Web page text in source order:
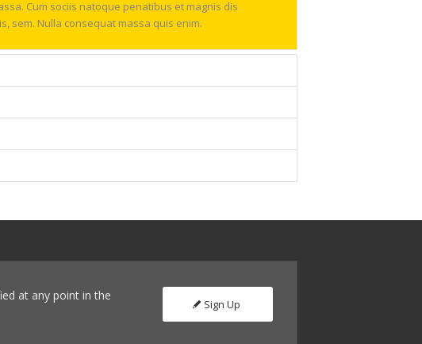
Cum sociis natoque penatibus et magnis dis
sem. Nulla consequat massa quis enim.
at any point in the
Sign Up